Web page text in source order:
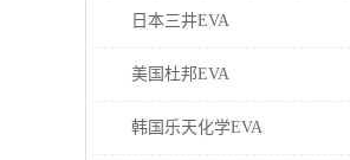
日本三井EVA
美国杜邦EVA
韩国乐天化学EVA